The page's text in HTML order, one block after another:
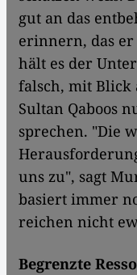
gut an das
erinnern, das
hält es der
falsch, mit Blick
Sultan Qaboos
sprechen. "Die
uns zu", sagt
basiert immer
reichen nicht
Begrenzte